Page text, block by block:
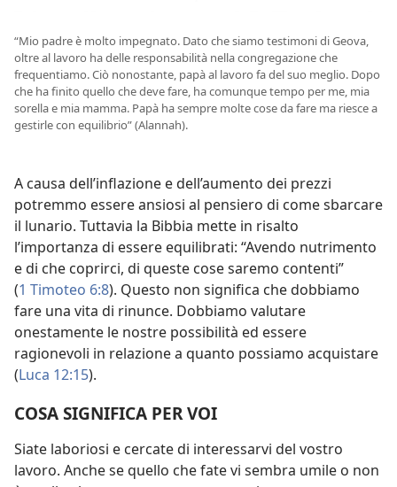
“Mio padre è molto impegnato. Dato che siamo testimoni di Geova,
oltre al lavoro ha delle responsabilità nella congregazione che
frequentiamo. Ciò nonostante, papà al lavoro fa del suo meglio. Dopo
che ha finito quello che deve fare, ha comunque tempo per me, mia
sorella e mia mamma. Papà ha sempre molte cose da fare ma riesce a
gestirle con equilibrio” (Alannah).
A causa dell’inflazione e dell’aumento dei prezzi
potremmo essere ansiosi al pensiero di come sbarcare
il lunario. Tuttavia la Bibbia mette in risalto
l’importanza di essere equilibrati: “Avendo nutrimento
e di che coprirci, di queste cose saremo contenti”
(1 Timoteo 6:8). Questo non significa che dobbiamo
fare una vita di rinunce. Dobbiamo valutare
onestamente le nostre possibilità ed essere
ragionevoli in relazione a quanto possiamo acquistare
(Luca 12:15).
COSA SIGNIFICA PER VOI
Siate laboriosi e cercate di interessarvi del vostro
lavoro. Anche se quello che fate vi sembra umile o non